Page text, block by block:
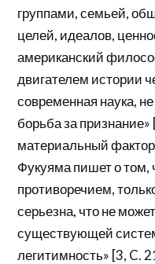
группами, семьей,
целей, идеалов,
американский
двигателем истории
современная наука,
борьба за признание»
материальный
Фукуяма пишет о том,
противоречием,
серьезна, что не
существующей
легитимность» [3, C.